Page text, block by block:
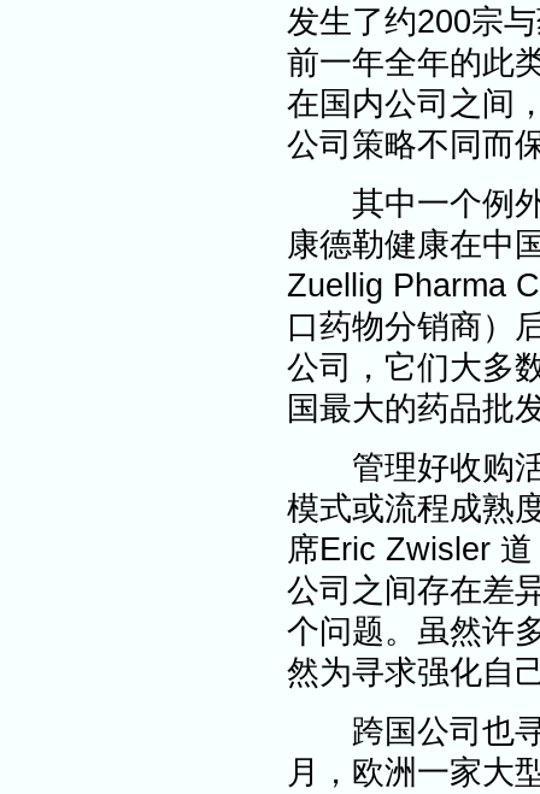
发生了约200宗
前一年全年的此
在国内公司之间
公司策略不同而
其中一个例外
康德勒健康在中
Zuellig Pharma
口药物分销商）
公司，它们大多
国最大的药品批
管理好收购活
模式或流程成熟
席Eric Zwisler
公司之间存在差
个问题。虽然许
然为寻求强化自
跨国公司也寻
月，欧洲一家大